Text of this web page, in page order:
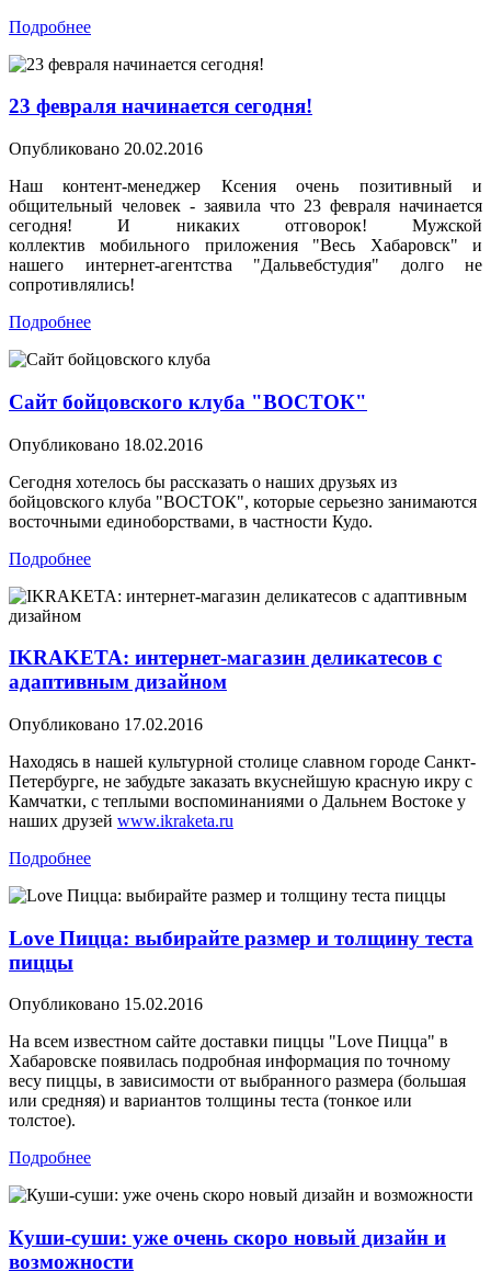
Подробнее
23 февраля начинается сегодня!
Опубликовано 20.02.2016
Наш контент-менеджер Ксения очень позитивный и
общительный человек - заявила что 23 февраля начинается
сегодня! И никаких отговорок! Мужской
коллектив мобильного приложения "Весь Хабаровск" и
нашего интернет-агентства "Дальвебстудия" долго не
сопротивлялись!
Подробнее
Сайт бойцовского клуба "ВОСТОК"
Опубликовано 18.02.2016
Сегодня хотелось бы рассказать о наших друзьях из
бойцовского клуба "ВОСТОК", которые серьезно занимаются
восточными единоборствами, в частности Кудо.
Подробнее
IKRAKETA: интернет-магазин деликатесов с
адаптивным дизайном
Опубликовано 17.02.2016
Находясь в нашей культурной столице славном городе Санкт-
Петербурге, не забудьте заказать вкуснейшую красную икру с
Камчатки, с теплыми воспоминаниями о Дальнем Востоке у
наших друзей www.ikraketa.ru
Подробнее
Love Пицца: выбирайте размер и толщину теста
пиццы
Опубликовано 15.02.2016
На всем известном сайте доставки пиццы "Love Пицца" в
Хабаровске появилась подробная информация по точному
весу пиццы, в зависимости от выбранного размера (большая
или средняя) и вариантов толщины теста (тонкое или
толстое).
Подробнее
Куши-суши: уже очень скоро новый дизайн и
возможности